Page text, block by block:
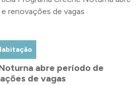
abre período de
de vagas